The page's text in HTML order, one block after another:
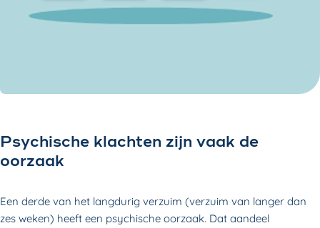
Psychische klachten zijn vaak de
oorzaak
Een derde van het langdurig verzuim (verzuim van langer dan
zes weken) heeft een psychische oorzaak. Dat aandeel